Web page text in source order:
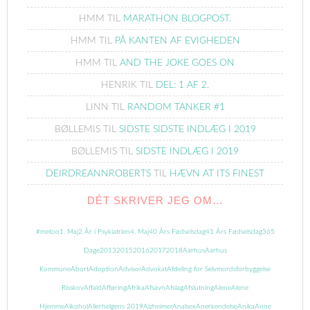
HMM TIL MARATHON BLOGPOST.
HMM TIL PÅ KANTEN AF EVIGHEDEN
HMM TIL AND THE JOKE GOES ON
HENRIK TIL DEL: 1 AF 2.
LINN TIL RANDOM TANKER #1
BØLLEMISTIL SIDSTE SIDSTE INDLÆG I 2019
BØLLEMIS TIL SIDSTE INDLÆG I 2019
DEIRDREANNROBERTS TIL HÆVN AT ITS FINEST
DÉT SKRIVER JEG OM…
#metoo 1. Maj2 År i Psykiatrien4. Maj40 Års Fødselsdag41 Års Fødselsdag365
Dage20132015201620172018AarhusAarhus
KommuneAbortAdoptionAdvisorAdvokatAfdeling for Selvmordsforbyggelse
RisskovAffald AfføringAfrikaAfsavnAfslagAfslutningAleneAlene
HjemmeAlkohol Allerhelgens 2019AlzheimerAnalsexAnerkendelseAnikaAnne